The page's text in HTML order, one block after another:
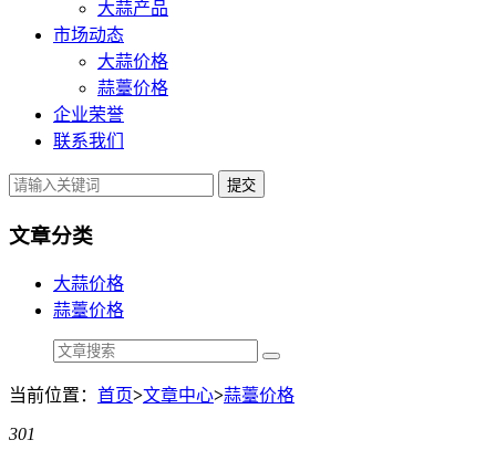
大蒜产品
市场动态
大蒜价格
蒜薹价格
企业荣誉
联系我们
提交
文章分类
大蒜价格
蒜薹价格
当前位置： 首页>文章中心>蒜薹价格
301